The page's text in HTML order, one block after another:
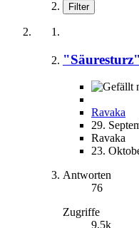
Filter
Ravaka
29.
Ravaka
23.
Antworten
76
Zugriffe
9,5k